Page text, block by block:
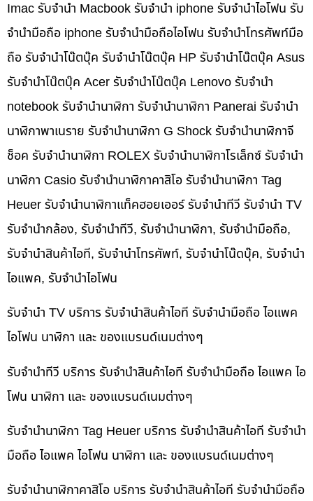
Imac รับจำนำ Macbook รับจำนำ iphone รับจำนำไอโฟน รับ
จำนำมือถือ iphone รับจำนำมือถือไอโฟน รับจำนำโทรศัพท์มือ
ถือ รับจำนำโน๊ตบุ๊ค รับจำนำโน๊ตบุ๊ค HP รับจำนำโน๊ตบุ๊ค Asus
รับจำนำโน๊ตบุ๊ค Acer รับจำนำโน๊ตบุ๊ค Lenovo รับจำนำ
notebook รับจำนำนาฬิกา รับจำนำนาฬิกา Panerai รับจำนำ
นาฬิกาพาเนราย รับจำนำนาฬิกา G Shock รับจำนำนาฬิกาจี
ช็อค รับจำนำนาฬิกา ROLEX รับจำนำนาฬิกาโรเล็กซ์ รับจำนำ
นาฬิกา Casio รับจำนำนาฬิกาคาสิโอ รับจำนำนาฬิกา Tag
Heuer รับจำนำนาฬิกาแท็คฮอยเออร์ รับจำนำทีวี รับจำนำ TV
รับจำนำกล้อง, รับจำนำทีวี, รับจำนำนาฬิกา, รับจำนำมือถือ,
รับจำนำสินค้าไอที, รับจำนำโทรศัพท์, รับจำนำโน๊ดบุ๊ค, รับจำนำ
ไอแพค, รับจำนำไอโฟน
รับจำนำ TV บริการ รับจำนำสินค้าไอที รับจำนำมือถือ ไอแพค
ไอโฟน นาฬิกา และ ของแบรนด์เนมต่างๆ
รับจำนำทีวี บริการ รับจำนำสินค้าไอที รับจำนำมือถือ ไอแพค ไอ
โฟน นาฬิกา และ ของแบรนด์เนมต่างๆ
รับจำนำนาฬิกา Tag Heuer บริการ รับจำนำสินค้าไอที รับจำนำ
มือถือ ไอแพค ไอโฟน นาฬิกา และ ของแบรนด์เนมต่างๆ
รับจำนำนาฬิกาคาสิโอ บริการ รับจำนำสินค้าไอที รับจำนำมือถือ